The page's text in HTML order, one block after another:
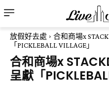
放假好去處
合和商場x
「PICKLEBALL VILLAGE」
合和商場x
呈獻「